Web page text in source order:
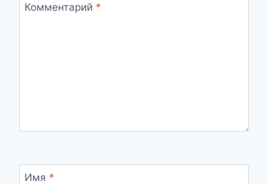
Комментарий *
Имя *